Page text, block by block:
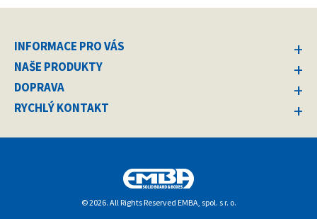
INFORMACE PRO VÁS
NAŠE PRODUKTY
DOPRAVA
RYCHLÝ KONTAKT
© 2026. All Rights Reserved EMBA, spol. s r. o.